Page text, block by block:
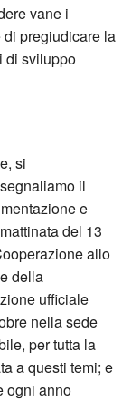
vane i
pregiudicare la
di sviluppo
si
il
e
del 13
allo
della
ufficiale
nella sede
per tutta la
a questi temi; e
ogni anno